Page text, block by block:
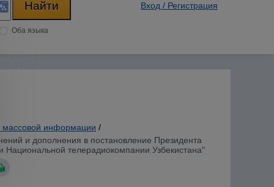
Оба языка
Вход / Регистрация
массовой информации /
и дополнения в постановление Президента
Национальной телерадиокомпании Узбекистана"